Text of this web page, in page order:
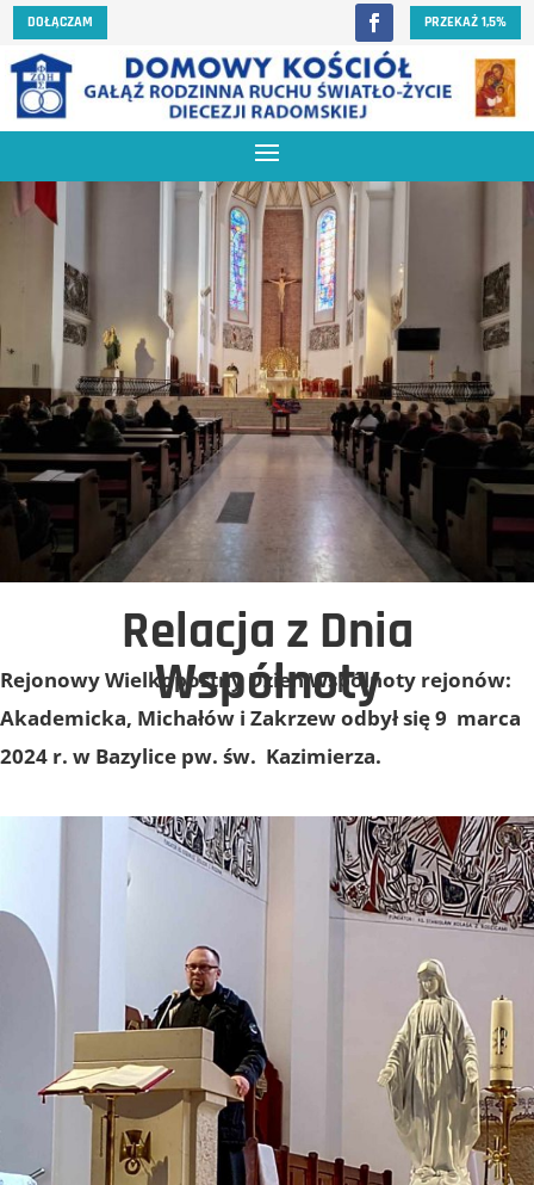
DOŁĄCZAM PRZEKAŻ 1,5%
Relacja z Dnia
Wspólnoty
Rejonowy Wielkopostny Dzień Wspólnoty rejonów:
Akademicka, Michałów i Zakrzew odbył się 9 marca
2024 r. w Bazylice pw. św. Kazimierza.